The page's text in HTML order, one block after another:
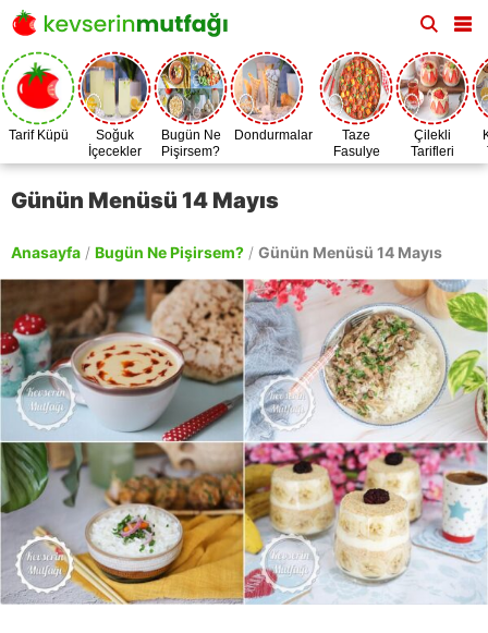
Tarif Küpü
Soğuk
İçecekler
Bugün Ne
Pişirsem?
Dondurmalar
Taze
Fasulye
Zamanı
Çilekli
Tarifleri
Günün Menüsü 14 Mayıs
Anasayfa / Bugün Ne Pişirsem? / Günün Menüsü 14 Mayıs